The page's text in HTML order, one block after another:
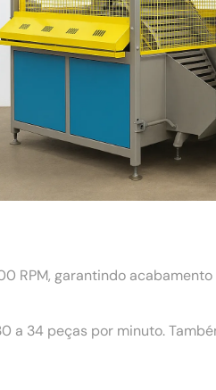
RPM, garantindo
a 34 peças por minuto.